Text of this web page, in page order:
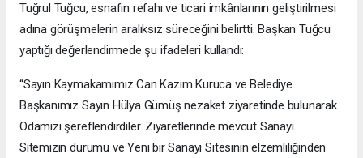
Tuğrul Tuğcu, esnafın refahı ve ticari imkânlarının geliştirilmesi
adına görüşmelerin aralıksız süreceğini belirtti. Başkan Tuğcu
yaptığı değerlendirmede şu ifadeleri kullandı:
“Sayın Kaymakamımız Can Kazım Kuruca ve Belediye
Başkanımız Sayın Hülya Gümüş nezaket ziyaretinde bulunarak
Odamızı şereflendirdiler. Ziyaretlerinde mevcut Sanayi
Sitemizin durumu ve Yeni bir Sanayi Sitesinin elzemliliğinden